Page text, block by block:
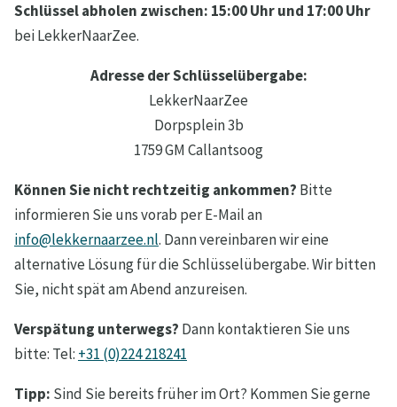
Schlüssel abholen zwischen: 15:00 Uhr und 17:00 Uhr
bei LekkerNaarZee.
Adresse der Schlüsselübergabe:
LekkerNaarZee
Dorpsplein 3b
1759 GM Callantsoog
Können Sie nicht rechtzeitig ankommen? Bitte
informieren Sie uns vorab per E-Mail an
info@lekkernaarzee.nl. Dann vereinbaren wir eine
alternative Lösung für die Schlüsselübergabe. Wir bitten
Sie, nicht spät am Abend anzureisen.
Verspätung unterwegs? Dann kontaktieren Sie uns
bitte: Tel: +31 (0)224 218241
Tipp: Sind Sie bereits früher im Ort? Kommen Sie gerne